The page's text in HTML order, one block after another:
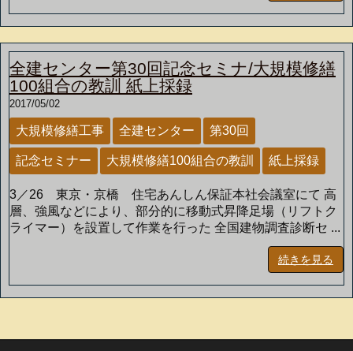
全建センター第30回記念セミナ/大規模修繕
100組合の教訓 紙上採録
2017/05/02
大規模修繕工事 全建センター 第30回
記念セミナー 大規模修繕100組合の教訓 紙上採録
3／26 東京・京橋 住宅あんしん保証本社会議室にて 高
層、強風などにより、部分的に移動式昇降足場（リフトク
ライマー）を設置して作業を行った 全国建物調査診断セ ...
続きを見る